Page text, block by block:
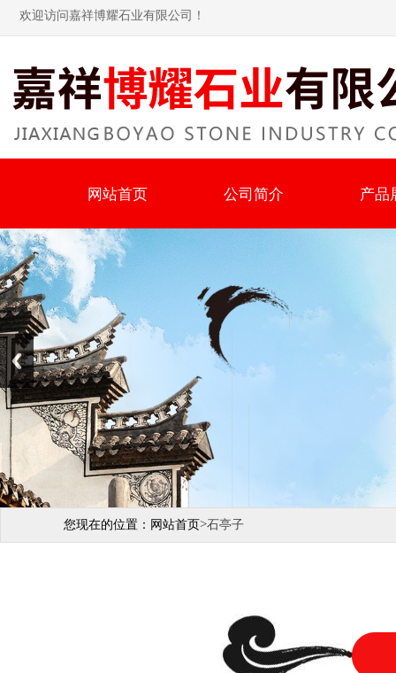
欢迎访问嘉祥博耀石业有限公司！
网站首页 公司简介 产品
您现在的位置： 网站首页>石亭子